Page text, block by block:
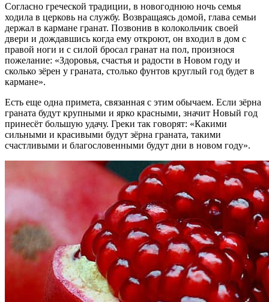
Согласно греческой традиции, в новогоднюю ночь семья
ходила в церковь на службу. Возвращаясь домой, глава семьи
держал в кармане гранат. Позвонив в колокольчик своей
двери и дождавшись когда ему откроют, он входил в дом с
правой ноги и с силой бросал гранат на пол, произнося
пожелание: «Здоровья, счастья и радости в Новом году и
сколько зёрен у граната, столько фунтов круглый год будет в
кармане».
Есть еще одна примета, связанная с этим обычаем. Если зёрна
граната будут крупными и ярко красными, значит Новый год
принесёт большую удачу. Греки так говорят: «Какими
сильными и красивыми будут зёрна граната, такими
счастливыми и благословенными будут дни в новом году».